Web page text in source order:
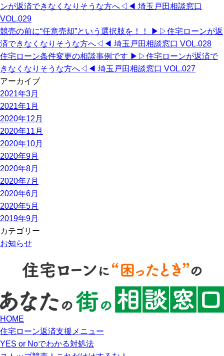
ンが返済できなくなりそうな方へ◁◀︎ 埼玉戸田相談窓口
VOL.029
競売の前に“任意売却”という選択肢を！！ ▶︎▷住宅ローンが返
済できなくなりそうな方へ◁◀︎ 埼玉戸田相談窓口 VOL.028
住宅ローン条件変更の相談事例です ▶︎▷住宅ローンが返済で
きなくなりそうな方へ◁◀︎ 埼玉戸田相談窓口 VOL.027
アーカイブ
2021年3月
2021年1月
2020年12月
2020年11月
2020年10月
2020年9月
2020年8月
2020年7月
2020年6月
2020年5月
2019年9月
カテゴリー
お知らせ
HOME
住宅ローン返済支援メニュー
YES or Noでわかる対処法